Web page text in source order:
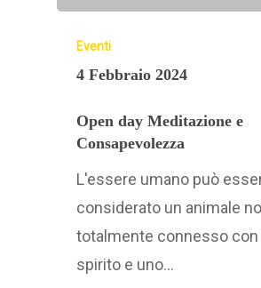
Eventi
4 Febbraio 2024
Open day Meditazione e
Consapevolezza
L'essere umano può
considerato un animale
totalmente connesso con
spirito e uno…